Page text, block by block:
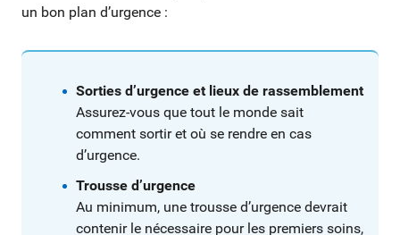
un bon plan d’urgence :
Sorties d’urgence et lieux de rassemblement
Assurez-vous que tout le monde sait
comment sortir et où se rendre en cas
d’urgence.
Trousse d’urgence
Au minimum, une trousse d’urgence devrait
contenir le nécessaire pour les premiers soins,